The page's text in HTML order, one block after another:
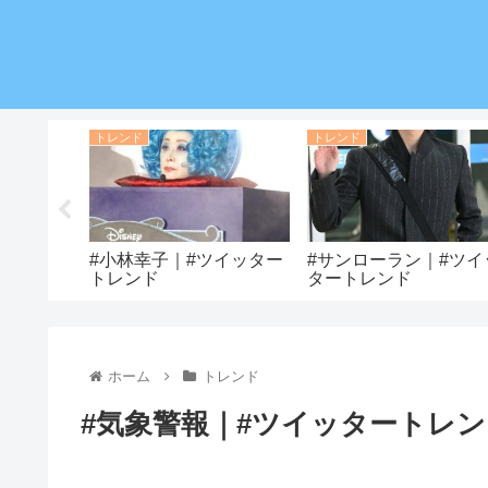
トレンド
#小林幸子｜#ツイッター
トレンド
トレンド
#サンローラン｜#ツイ
タートレンド
ホーム トレンド
#気象警報｜#ツイッタートレ